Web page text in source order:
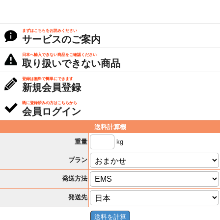
まずはこちらをお読みください
サービスのご案内
日本へ輸入できない商品をご確認ください
取り扱いできない商品
登録は無料で簡単にできます
新規会員登録
既に登録済みの方はこちらから
会員ログイン
送料計算機
重量
kg
プラン
発送方法
発送先